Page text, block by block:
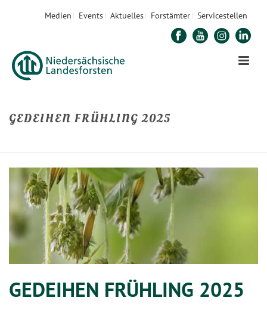
Medien Events Aktuelles Forstämter Servicestellen
GEDEIHEN FRÜHLING 2025
GEDEIHEN FRÜHLING 2025